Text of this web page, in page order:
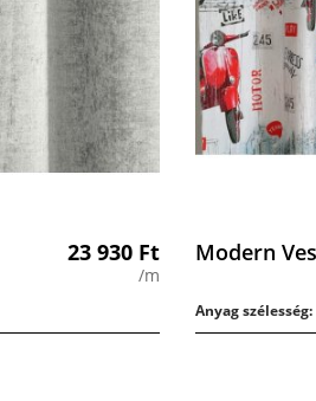
23 930 Ft
/m
Modern
Anyag szélesség: